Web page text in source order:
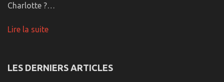
Charlotte ?…
Lire la suite
LES DERNIERS ARTICLES